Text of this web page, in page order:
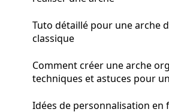
Tuto détaillé pour une arche
classique
Comment créer une arche
techniques et astuces pour
Idées de personnalisation en